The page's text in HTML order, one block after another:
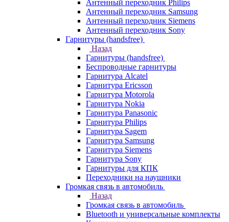
Антенный переходник Philips
Антенный переходник Samsung
Антенный переходник Siemens
Антенный переходник Sony
Гарнитуры (handsfree)
Назад
Гарнитуры (handsfree)
Беспроводные гарнитуры
Гарнитура Alcatel
Гарнитура Ericsson
Гарнитура Motorola
Гарнитура Nokia
Гарнитура Panasonic
Гарнитура Philips
Гарнитура Sagem
Гарнитура Samsung
Гарнитура Siemens
Гарнитура Sony
Гарнитуры для КПК
Переходники на наушники
Громкая связь в автомобиль
Назад
Громкая связь в автомобиль
Bluetooth и универсальные комплекты